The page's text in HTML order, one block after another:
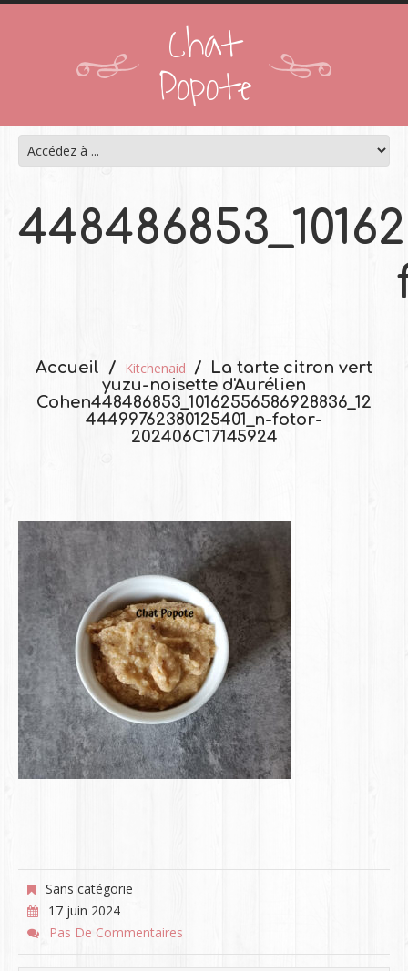
Chat
Popote
Accueil Kitchenaid
La tarte citron vert
yuzu-noisette d'Aurélien
Cohen448486853_10162556586928836_12
44499762380125401_n-fotor-
202406C17145924
Sans catégorie
17 juin 2024
Pas De Commentaires